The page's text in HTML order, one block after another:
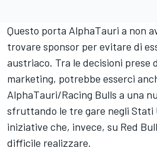
Questo porta AlphaTauri a non
trovare sponsor per evitare di
austriaco. Tra le decisioni prese
marketing, potrebbe esserci
AlphaTauri/Racing Bulls a una
sfruttando le tre gare negli
iniziative che, invece, su Red
difficile realizzare.